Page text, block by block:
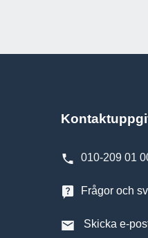
010-209 01
Frågor och
Skicka e-